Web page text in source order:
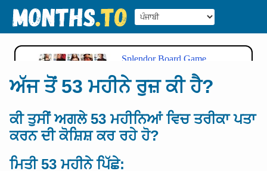
ਅੱਜ ਤੋਂ 53 ਮਹੀਨੇ ਰੁਜ਼ ਕੀ ਹੈ?
ਕੀ ਤੁਸੀਂ ਅਗਲੇ 53 ਮਹੀਨਿਆਂ ਵਿਚ ਤਰੀਕਾ ਪਤਾ
ਕਰਨ ਦੀ ਕੋਸ਼ਿਸ਼ ਕਰ ਰਹੇ ਹੋ?
ਮਿਤੀ 53 ਮਹੀਨੇ ਪਿੱਛੇ: